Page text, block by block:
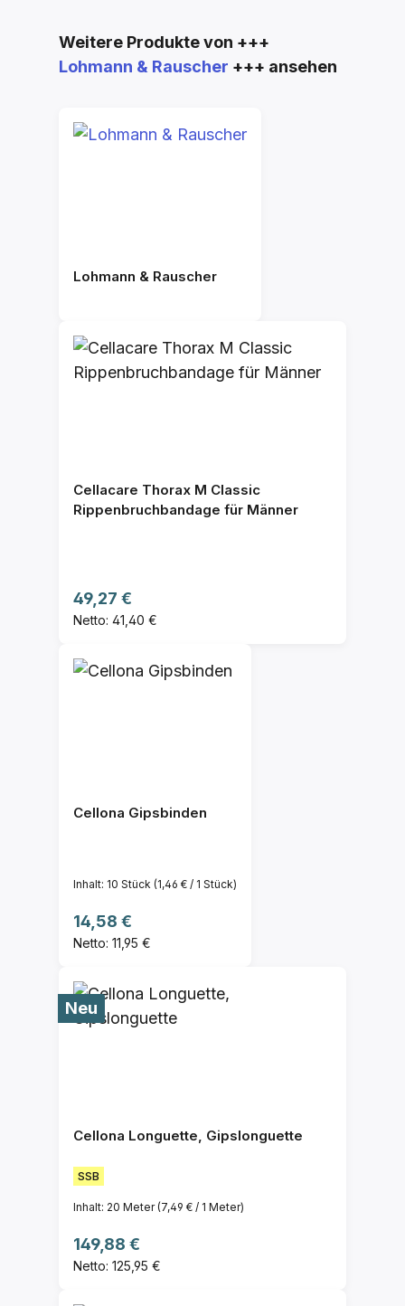
Produktgalerie überspringen
Weitere Produkte von +++
Lohmann & Rauscher +++ ansehen
Lohmann & Rauscher
Cellacare Thorax M Classic
Rippenbruchbandage für Männer
Regulärer Preis:
49,27 €
Netto: 41,40 €
Cellona Gipsbinden
Inhalt: 10 Stück (1,46 € / 1 Stück)
Regulärer Preis:
14,58 €
Netto: 11,95 €
Neu
Cellona Longuette, Gipslonguette
SSB
Inhalt: 20 Meter(7,49 € / 1 Meter)
Regulärer Preis:
149,88 €
Netto: 125,95 €